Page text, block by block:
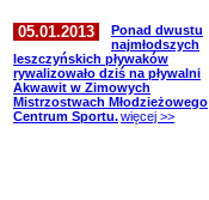
05.01.2013
Ponad dwustu
najmłodszych
leszczyńskich pływaków
rywalizowało dziś na pływalni
Akwawit w Zimowych
Mistrzostwach Młodzieżowego
Centrum Sportu.więcej >>